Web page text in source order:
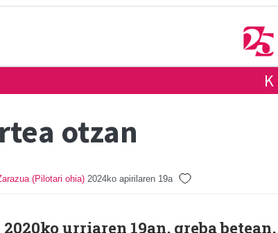
otzan
(Pilotari ohia) 2024ko apirilaren 19a
2020ko urriaren 19an, greba